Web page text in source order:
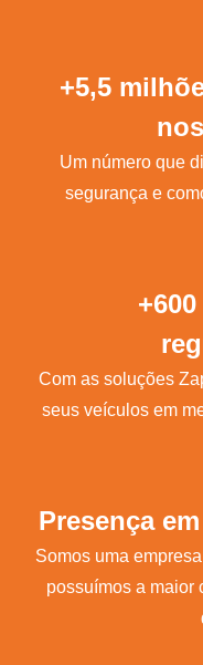
+5,5
Um número que
segurança e
Com as soluções
seus veículos em
Presença
Somos uma
possuímos a maior